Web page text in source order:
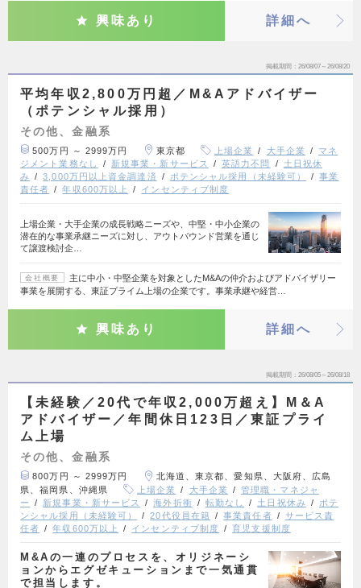
興味あり 詳細へ
掲載期間 26/08/07～26/08/20
平均年収2,800万円超／M&Aアドバイザー
（ポテンシャル採用）
その他、金融系
500万円 ～ 2999万円 東京都 上場企業 大手企業
マネ
ジメント業務なし
新規事業・新サービス 英語力不問
土日祝休
み
3,000万円以上資金調達済 ポテンシャル採用（未経験可）
事業
責任者
年収600万以上 インセンティブ制度
上場企業・大手企業の成長戦略ニーズや、中堅・中小企業の
潜在的な事業承継ニーズに対し、アウトバウンド営業を通じ
て譲渡検討企…
会社概要
主に中小・中堅企業を対象としたM&Aの仲介およびアドバイザリー
事業を展開する、東証プライム上場の企業です。事業承継や経営…
興味あり 詳細へ
掲載期間 26/08/05～26/08/18
【未経験／20代で年収2,000万超え】M＆A
アドバイザー／年間休日123日／東証プライ
ム上場
その他、金融系
800万円 ～ 2999万円
北海道、東京都、愛知県、大阪府、広島
県、福岡県、沖縄県
上場企業 大手企業
管理職・マネジャ
ー
新規事業・新サービス 海外折衝 転勤なし 土日祝休み
ポテ
ンシャル採用（未経験可）
20代役員在籍 事業責任者
サービス責
任者
年収600万以上 インセンティブ制度 育児支援制度
M&Aの一連のプロセスを、オリジネーシ
ョンからエグゼキューションまで一気通貫
で担当します。